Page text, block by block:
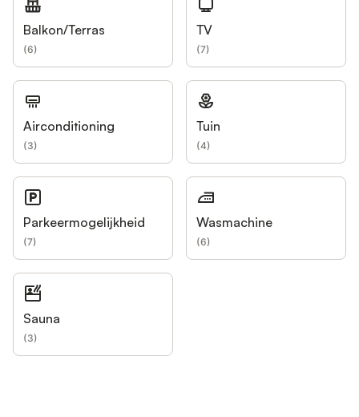
Balkon/Terras
(6)
TV
(7)
Airconditioning
(3)
Tuin
(4)
Parkeermogelijkheid
(7)
Wasmachine
(6)
Sauna
(3)